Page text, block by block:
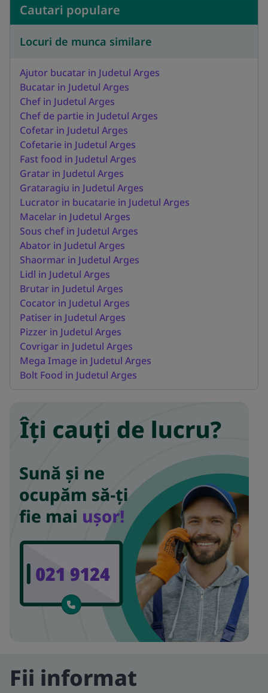
Cautari populare
Locuri de munca similare
Ajutor bucatar in Judetul Arges
Bucatar in Judetul Arges
Chef in Judetul Arges
Chef de partie in Judetul Arges
Cofetar in Judetul Arges
Cofetarie in Judetul Arges
Fast food in Judetul Arges
Gratar in Judetul Arges
Grataragiu in Judetul Arges
Lucrator in bucatarie in Judetul Arges
Macelar in Judetul Arges
Sous chef in Judetul Arges
Abator in Judetul Arges
Shaormar in Judetul Arges
Lidl in Judetul Arges
Brutar in Judetul Arges
Cocator in Judetul Arges
Patiser in Judetul Arges
Pizzer in Judetul Arges
Covrigar in Judetul Arges
Mega Image in Judetul Arges
Bolt Food in Judetul Arges
Fii informat